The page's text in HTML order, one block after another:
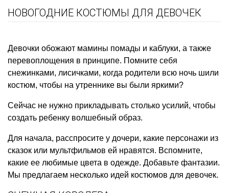
НОВОГОДНИЕ КОСТЮМЫ ДЛЯ ДЕВОЧЕК
Девочки обожают мамины помады и каблуки, а также
перевоплощения в принципе. Помните себя
снежинками, лисичками, когда родители всю ночь шили
костюм, чтобы на утреннике вы были яркими?
Сейчас не нужно прикладывать столько усилий, чтобы
создать ребенку волшебный образ.
Для начала, расспросите у дочери, какие персонажи из
сказок или мультфильмов ей нравятся. Вспомните,
какие ее любимые цвета в одежде. Добавьте фантазии.
Мы предлагаем несколько идей костюмов для девочек.